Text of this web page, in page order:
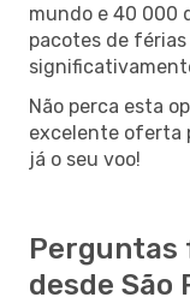
mundo e 40 000
pacotes de
Não perca esta
excelente oferta
já o seu voo!
Perguntas
desde São